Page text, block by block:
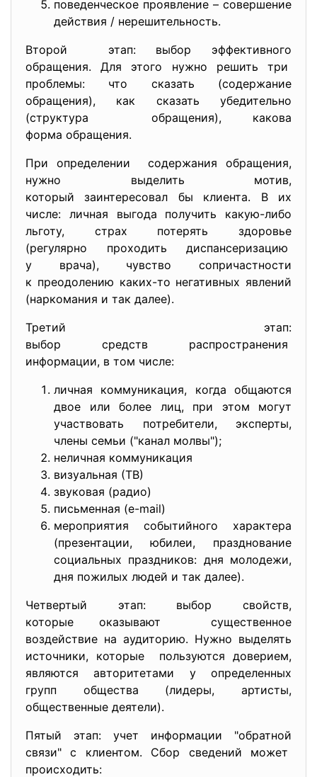
поведенческое проявление – совершение
действия / нерешительность.
Второй этап: выбор эффективного
обращения. Для этого нужно решить три
проблемы: что сказать (содержание
обращения), как сказать убедительно
(структура обращения), какова
форма обращения.
При определении содержания обращения,
нужно выделить мотив,
который заинтересовал бы клиента. В их
числе: личная выгода получить какую-либо
льготу, страх потерять здоровье
(регулярно проходить диспансеризацию
у врача), чувство сопричастности
к преодолению каких-то негативных явлений
(наркомания и так далее).
Третий этап:
выбор средств распространения
информации, в том числе:
личная коммуникация, когда общаются
двое или более лиц, при этом могут
участвовать потребители, эксперты,
члены семьи ("канал молвы");
неличная коммуникация
визуальная (ТВ)
звуковая (радио)
письменная (e-mail)
мероприятия событийного характера
(презентации, юбилеи, празднование
социальных праздников: дня молодежи,
дня пожилых людей и так далее).
Четвертый этап: выбор свойств,
которые оказывают существенное
воздействие на аудиторию. Нужно выделять
источники, которые пользуются доверием,
являются авторитетами у определенных
групп общества (лидеры, артисты,
общественные деятели).
Пятый этап: учет информации "обратной
связи" с клиентом. Сбор сведений может
происходить: